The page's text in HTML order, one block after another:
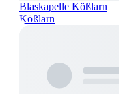
Blaskapelle Kößlarn
Kößlarn